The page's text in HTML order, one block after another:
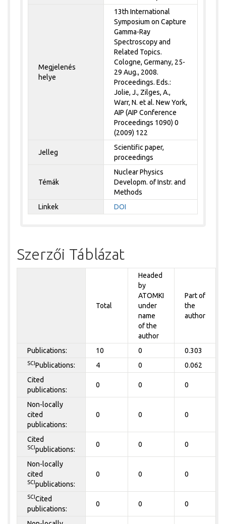
Megjelenés
helye
13th International
Symposium on Capture
Gamma-Ray
Spectroscopy and
Related Topics.
Cologne, Germany, 25-
29 Aug., 2008.
Proceedings. Eds.:
Jolie, J., Zilges, A.,
Warr, N. et al. New York,
AIP (AIP Conference
Proceedings 1090) 0
(2009) 122
Jelleg
Scientific paper,
proceedings
Témák
Nuclear Physics
Developm. of Instr. and
Methods
Linkek
DOI
Szerzői Táblázat
Total
Headed
by
ATOMKI
under
name
of the
author
Part of
the
author
Publications: 10 0 0.303
SCIPublications: 4 0 0.062
Cited
publications:
0 0 0
Non-locally
cited
publications:
0 0 0
Cited
SCIpublications:
0 0 0
Non-locally
cited
SCIpublications:
0 0 0
SCICited
publications:
0 0 0